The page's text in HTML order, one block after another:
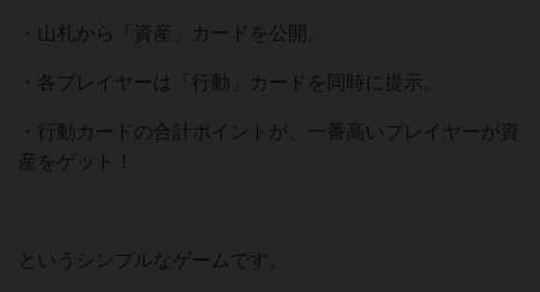
・山札から「資産」カードを公開。
・各プレイヤーは「行動」カードを同時に提示。
・行動カードの合計ポイントが、一番高いプレイヤーが資
産をゲット！
というシンプルなゲームです。